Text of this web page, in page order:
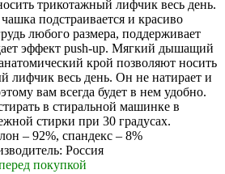
трикотажный лифчик весь день.
подстраивается и красиво
любого размера, поддерживает
эффект push-up. Мягкий дышащий
крой позволяют носить
лифчик весь день. Он не натирает и
вам всегда будет в нем удобно.
в стиральной машинке в
стирки при 30 градусах.
– 92%, спандекс – 8%
Россия
покупкой